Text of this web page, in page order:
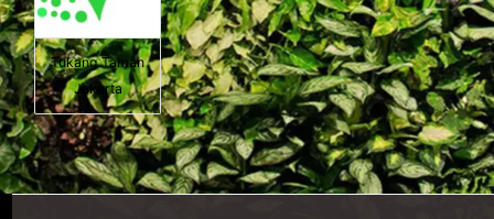
Tukang Taman
Jakarta